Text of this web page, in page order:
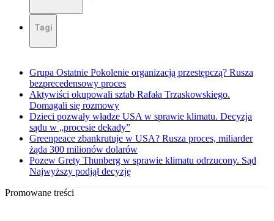
Tagi
Grupa Ostatnie Pokolenie organizacją przestępczą? Rusza
bezprecedensowy proces
Aktywiści okupowali sztab Rafała Trzaskowskiego.
Domagali się rozmowy
Dzieci pozwały władze USA w sprawie klimatu. Decyzja
sądu w „procesie dekady”
Greenpeace zbankrutuje w USA? Rusza proces, miliarder
żąda 300 milionów dolarów
Pozew Grety Thunberg w sprawie klimatu odrzucony. Sąd
Najwyższy podjął decyzję
Promowane treści